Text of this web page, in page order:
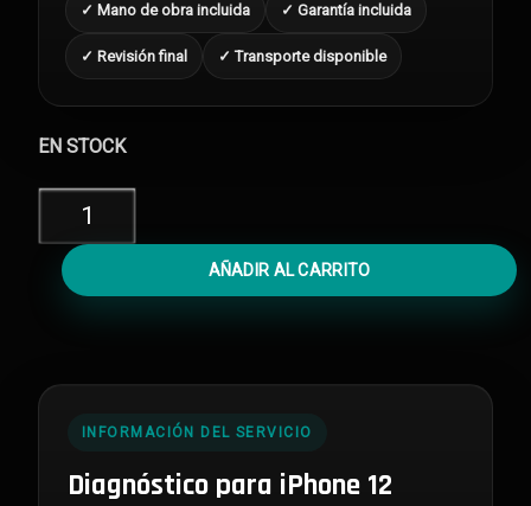
✓ Mano de obra incluida ✓ Garantía incluida
✓ Revisión final ✓ Transporte disponible
EN STOCK
Diagnóstico
iPhone
cantidad
AÑADIR AL CARRITO
INFORMACIÓN DEL SERVICIO
Diagnóstico para iPhone 12